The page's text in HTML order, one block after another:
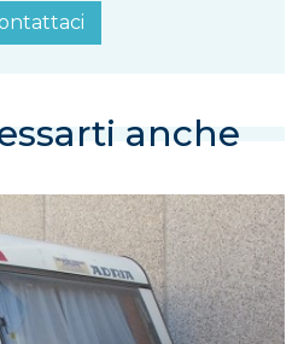
anche